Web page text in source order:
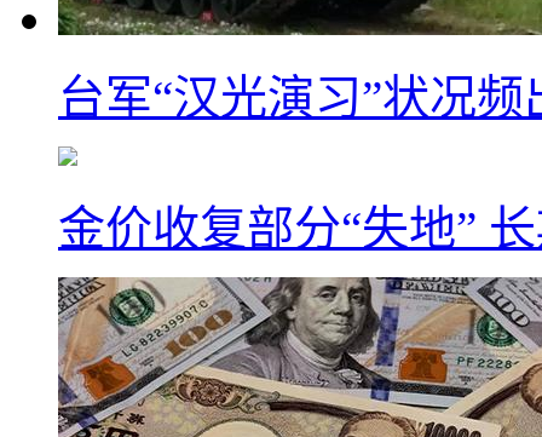
台军“汉光演习”状况
金价收复部分“失地”